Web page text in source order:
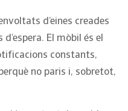
d’eines creades
El mòbil és el
constants,
no paris i, sobretot,